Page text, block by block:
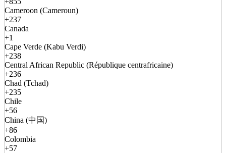
Cameroon (Cameroun)
+237
Canada
+1
Cape Verde (Kabu Verdi)
+238
Central African Republic (République centrafricaine)
+236
Chad (Tchad)
+235
Chile
+56
China (中国)
+86
Colombia
+57